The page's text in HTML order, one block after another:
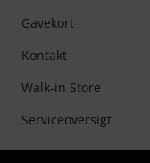
Gavekort
Kontakt
Walk-in Store
Serviceoversigt